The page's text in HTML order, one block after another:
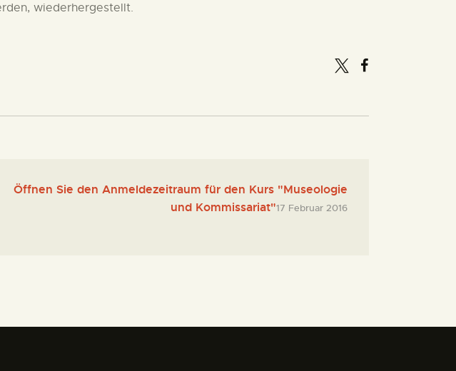
wiederhergestellt.
Öffnen Sie den Anmeldezeitraum für den Kurs "Museologie
und Kommissariat"17 Februar 2016